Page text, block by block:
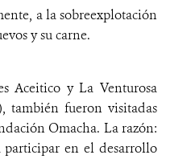
a la sobreexplotación
y su carne.
Aceitico y La Venturosa
también fueron visitadas
Omacha. La razón:
en el desarrollo